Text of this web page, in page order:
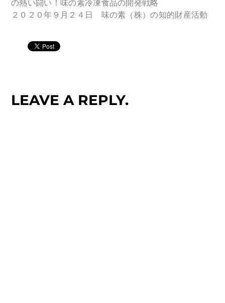
の熱い闘い！味の素冷凍食品の開発戦略
２０２０年９月２４日 味の素（株）の知的財産活動
LEAVE A REPLY.